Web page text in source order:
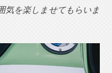
気を楽しませてもらいま